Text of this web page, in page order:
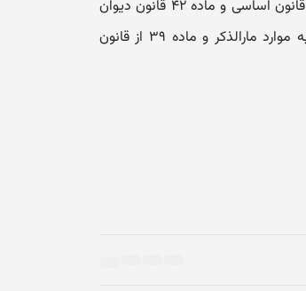
اعتراض شاکی نسبت به آنها در قلمرو قسمت دوم اصل ۱۷۰ قانون اساسی و ماده ۴۲ قانون دیوان
عدالت اداری وجود ندارد. علیهذا بنابه مراتب فوق مستنداً به موارد مارالذکر و ماده ۳۹ از قانون